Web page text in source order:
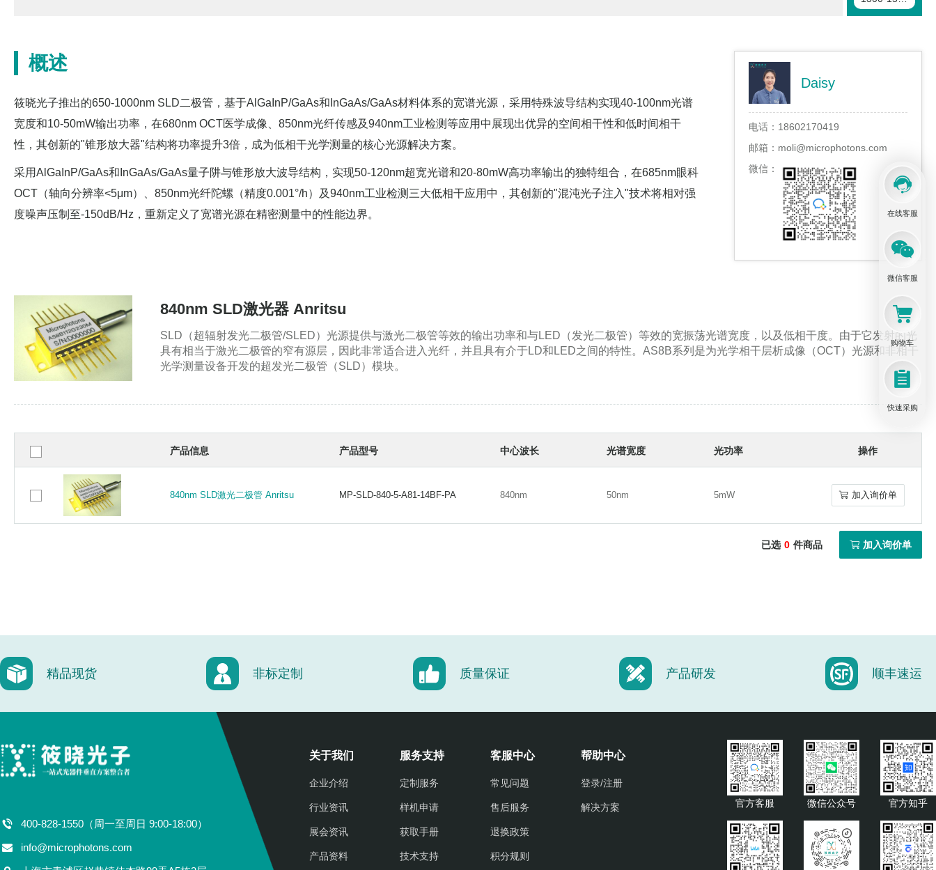
在线客服
微信客服
购物车
快速采购
1600-1700nm SLD二极管
概述
筱晓光子推出的650-1000nm SLD二极管，基于AlGaInP/GaAs和InGaAs/GaAs材料体系的宽谱光源，采用特殊波导结构实现40-100nm光谱
宽度和10-50mW输出功率，在680nm OCT医学成像、850nm光纤传感及940nm工业检测等应用中展现出优异的空间相干性和低时间相干
性，其创新的"锥形放大器"结构将功率提升3倍，成为低相干光学测量的核心光源解决方案。
采用AlGaInP/GaAs和InGaAs/GaAs量子阱与锥形放大波导结构，实现50-120nm超宽光谱和20-80mW高功率输出的独特组合，在685nm眼科
OCT（轴向分辨率<5μm）、850nm光纤陀螺（精度0.001°/h）及940nm工业检测三大低相干应用中，其创新的"混沌光子注入"技术将相对强
度噪声压制至-150dB/Hz，重新定义了宽谱光源在精密测量中的性能边界。
Daisy
电话： 18602170419
邮箱： moli@microphotons.com
微信：
840nm SLD激光器 Anritsu
SLD（超辐射发光二极管/SLED）光源提供与激光二极管等效的输出功率和与LED（发光二极管）等效的宽振荡光谱宽度，以及低相干度。由于它发射的光
具有相当于激光二极管的窄有源层，因此非常适合进入光纤，并且具有介于LD和LED之间的特性。AS8B系列是为光学相干层析成像（OCT）光源和非相干
光学测量设备开发的超发光二极管（SLD）模块。
产品信息 产品型号 中心波长 光谱宽度 光功率 操作
840nm SLD激光二极管 Anritsu MP-SLD-840-5-A81-14BF-PA 840nm 50nm 5mW 加入询价单
840nm SLD激光二极管 Anritsu MP-SLD-840-5-A81-14BF-PA 840nm 50nm 5mW 加入询价单
已选 0 件商品 加入询价单
精品现货 非标定制 质量保证 产品研发 顺丰速运
400-828-1550（周一至周日 9:00-18:00）
info@microphotons.com
关于我们
企业介绍
行业资讯
展会资讯
产品资料
服务支持
定制服务
样机申请
获取手册
技术支持
客服中心
常见问题
售后服务
退换政策
积分规则
帮助中心
登录/注册
解决方案 官方客服 微信公众号 官方知乎